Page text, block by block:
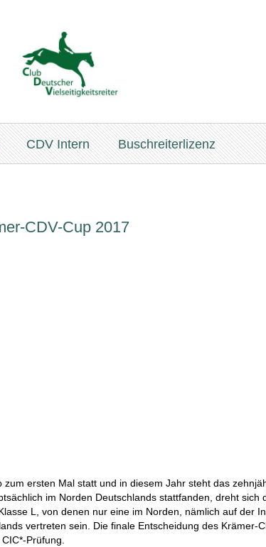
CDV Intern Buschreiterlizenz
CDV-Cup 2017
ersten Mal statt und in diesem Jahr steht das
im Norden Deutschlands stattfanden, dreht sich
L, von denen nur eine im Norden, nämlich auf der
vertreten sein. Die finale Entscheidung des Krämer-
Prüfung.